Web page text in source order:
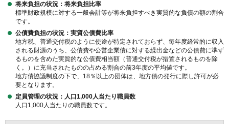
将来負担の状況：将来負担比率
標準財政規模に対する一般会計等が将来負担すべき実質的な負債の額の割合
です。
公債費負担の状況：実質公債費比率
地方税、普通交付税のように使途が特定されておらず、毎年度経常的に収入
される財源のうち、公債費や公営企業債に対する繰出金などの公債費に準ず
るものを含めた実質的な公債費相当額（普通交付税が措置されるものを除
く。）に充当されたものの占める割合の前3年度の平均値です。
地方債協議制度の下で、18％以上の団体は、地方債の発行に際し許可が必
要となります。
定員管理の状況：人口1,000人当たり職員数
人口1,000人当たりの職員数です。